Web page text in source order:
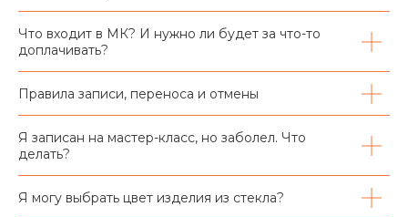
Что входит в МК? И нужно ли будет за что-то
доплачивать?
Правила записи, переноса и отмены
Я записан на мастер-класс, но заболел. Что
делать?
Я могу выбрать цвет изделия из стекла?